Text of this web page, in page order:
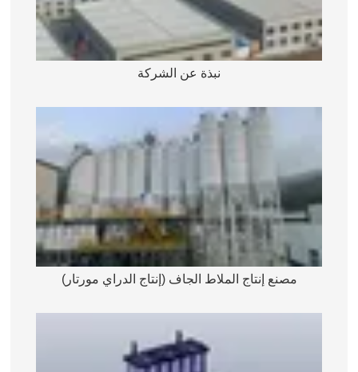
نبذة عن الشركة
مصنع إنتاج الملاط الجاف (إنتاج الدراي مورتار)